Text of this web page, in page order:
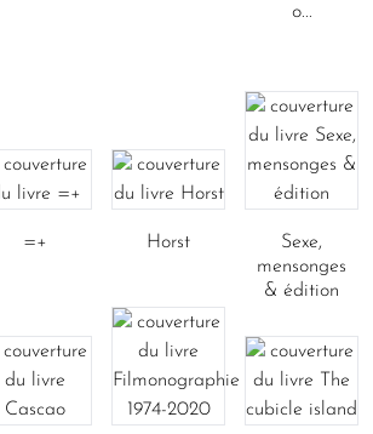
o...
=+ Horst
Sexe,
mensonges
& édition